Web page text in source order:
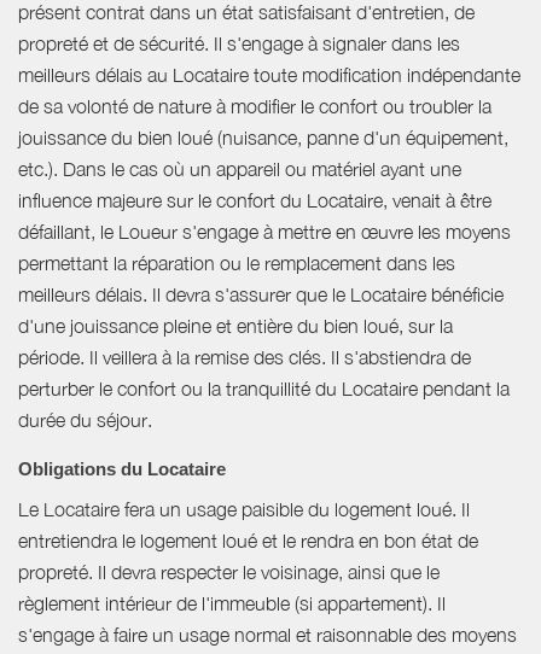
présent contrat dans un état satisfaisant d'entretien, de
propreté et de sécurité. Il s'engage à signaler dans les
meilleurs délais au Locataire toute modification indépendante
de sa volonté de nature à modifier le confort ou troubler la
jouissance du bien loué (nuisance, panne d'un équipement,
etc.). Dans le cas où un appareil ou matériel ayant une
influence majeure sur le confort du Locataire, venait à être
défaillant, le Loueur s'engage à mettre en œuvre les moyens
permettant la réparation ou le remplacement dans les
meilleurs délais. Il devra s'assurer que le Locataire bénéficie
d'une jouissance pleine et entière du bien loué, sur la
période. Il veillera à la remise des clés. Il s'abstiendra de
perturber le confort ou la tranquillité du Locataire pendant la
durée du séjour.
Obligations du Locataire
Le Locataire fera un usage paisible du logement loué. Il
entretiendra le logement loué et le rendra en bon état de
propreté. Il devra respecter le voisinage, ainsi que le
règlement intérieur de l'immeuble (si appartement). Il
s'engage à faire un usage normal et raisonnable des moyens